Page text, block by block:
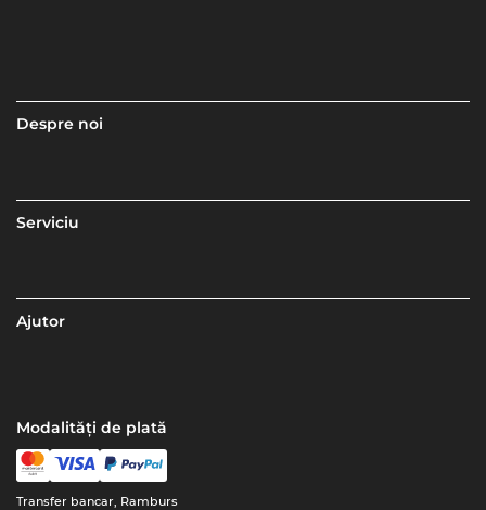
Despre noi
Serviciu
Ajutor
Modalități de plată
Transfer bancar, Ramburs